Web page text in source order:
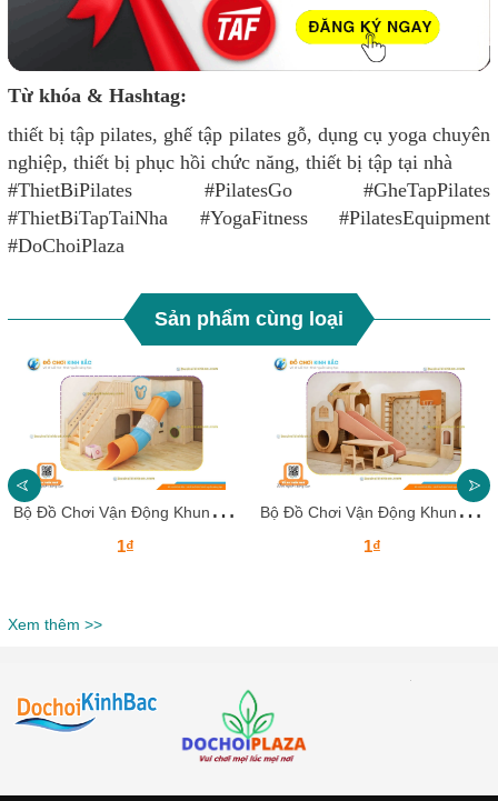
Từ khóa & Hashtag:
thiết bị tập pilates, ghế tập pilates gỗ, dụng cụ yoga chuyên
nghiệp, thiết bị phục hồi chức năng, thiết bị tập tại nhà
#ThietBiPilates #PilatesGo #GheTapPilates
#ThietBiTapTaiNha #YogaFitness #PilatesEquipment
#DoChoiPlaza
Sản phẩm cùng loại
B
ộ Đồ Chơi Vận Động Khung Gỗ Leo Trèo Trong Nhà Cho Bé Từ 2–10 Tuổi
1₫
B
ộ Đồ Chơi Vận Động Khung Gỗ Leo Trèo Trong Nhà Cho Bé Từ 2–10 Tuổi
1₫
Xem thêm >>